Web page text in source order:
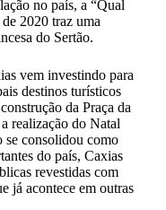
no país, a “Qual
2020 traz uma
do Sertão.
vem investindo para
destinos turísticos
da Praça da
realização do Natal
se consolidou como
do país, Caxias
revestidas com
já acontece em outras